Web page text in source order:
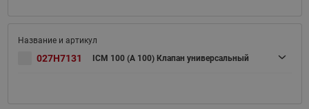
027H7131 ICM 100 (A 100) Клапан универсальный